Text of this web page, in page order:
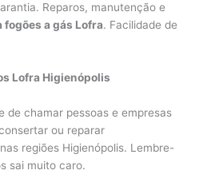
Reparos, manutenção e
fogões a gás Lofra. Facilidade de
Lofra Higienópolis
de chamar pessoas e empresas
ou reparar
nas regiões Higienópolis. Lembre-
sai muito caro.